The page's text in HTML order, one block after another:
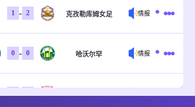
1 - 2 克孜勒库姆女足 情报
0 - 0 哈沃尔罕 情报